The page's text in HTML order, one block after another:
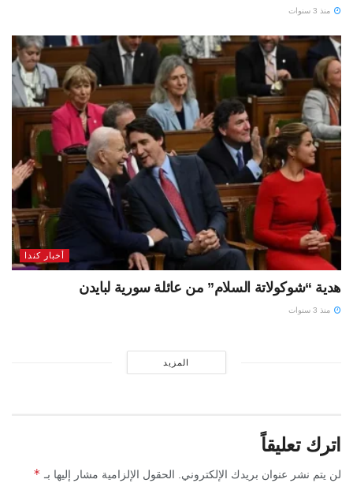
منذ 3 سنوات
أخبار كندا
هدية “شوكولاتة السلام” من عائلة سورية لبايدن
منذ 3 سنوات
المزيد
اترك تعليقاً
لن يتم نشر عنوان بريدك الإلكتروني. الحقول الإلزامية مشار إليها بـ *